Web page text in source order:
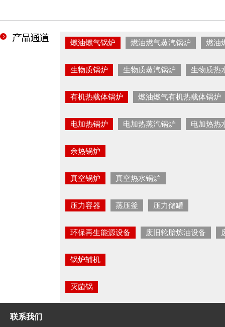
燃油燃气锅炉 燃油燃气蒸汽锅炉 燃油
生物质锅炉 生物质蒸汽锅炉 生物质热
有机热载体锅炉 燃油燃气有机热载体锅炉
电加热锅炉 电加热蒸汽锅炉 电加热热
余热锅炉
真空锅炉 真空热水锅炉
压力容器 蒸压釜 压力储罐
环保再生能源设备 废旧轮胎炼油设备
锅炉辅机
灭菌锅
联系我们